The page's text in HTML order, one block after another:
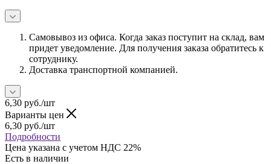
Самовывоз из офиса. Когда заказ поступит на склад, вам
придет уведомление. Для получения заказа обратитесь к
сотруднику.
Доставка транспортной компанией.
6,30 руб./шт
Варианты цен
6,30 руб./шт
Подробности
Цена указана с учетом НДС 22%
Есть в наличии